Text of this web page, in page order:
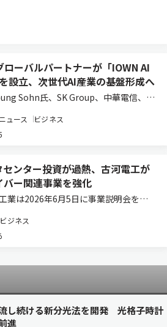
ローバルパートナーが「IOWN AI
設立、次世代AI産業の基盤形成へ
Sohn氏、SK Group、中華電信、お
てIOWNエコシステムの構築と新たな
目指す投資ファンド「IOWN AI
ュース ビジネス
ンター投資が過熱、古河電工が
バー関連事業を強化
業は2026年6月5日に事業説明会を開
光ソリューション領域長の浅尾真史氏
に向け「革新的な光ソリューション
ビジネス
し続ける新分光法を開発 光格子時計
進